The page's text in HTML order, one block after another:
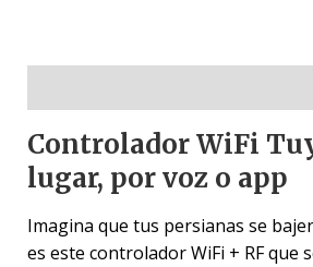
Controlador WiFi
lugar, por voz o app
Imagina que tus persianas se
es este controlador WiFi + RF que